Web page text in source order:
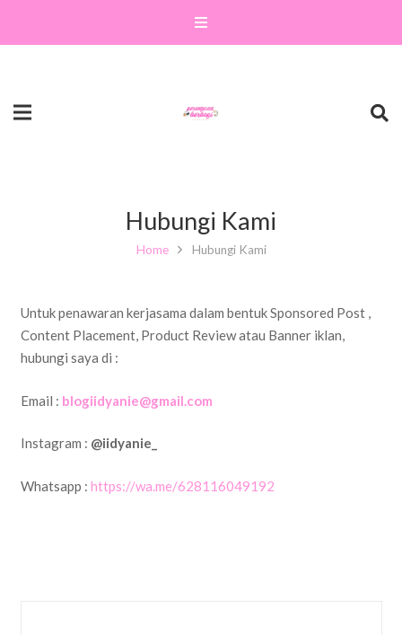
Hubungi Kami
Home Hubungi Kami
Untuk penawaran kerjasama dalam bentuk Sponsored Post ,
Content Placement, Product Review atau Banner iklan,
hubungi saya di :
Email : blogiidyanie@gmail.com
Instagram : @iidyanie_
Whatsapp : https://wa.me/628116049192